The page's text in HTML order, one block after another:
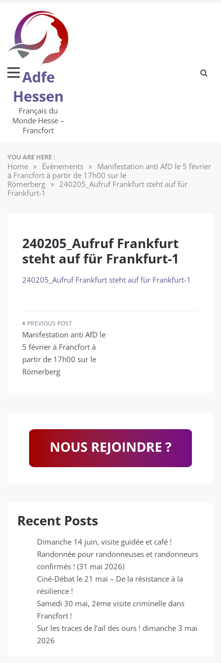
content
Adfe
Hessen
Français du
Monde Hesse –
Francfort
YOU ARE HERE :
Home » Évènements » Manifestation anti AfD le 5 février
à Francfort à partir de 17h00 sur le
Römerberg » 240205_Aufruf Frankfurt steht auf für
Frankfurt-1
240205_Aufruf Frankfurt
steht auf für Frankfurt-1
240205_Aufruf Frankfurt steht auf für Frankfurt-1
Navigation
de
l’article
Manifestation anti AfD le
5 février à Francfort à
partir de 17h00 sur le
Römerberg
Recent Posts
Dimanche 14 juin, visite guidée et café !
Randonnée pour randonneuses et randonneurs
confirmés ! (31 mai 2026)
Ciné-Débat le 21 mai – De la résistance à la
résilience !
Samedi 30 mai, 2ème visite criminelle dans
Francfort !
Sur les traces de l’ail des ours ! dimanche 3 mai
2026